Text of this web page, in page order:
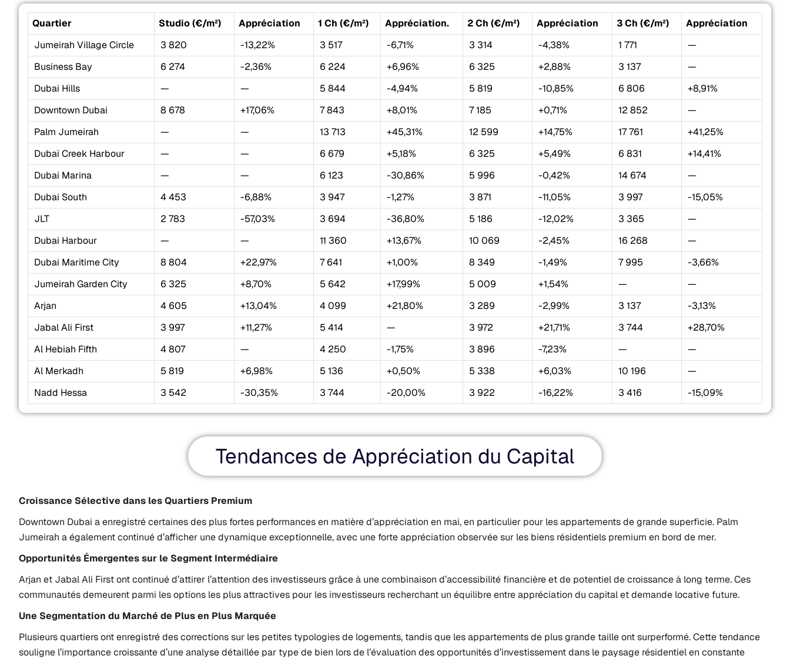
Quartier Studio (€/m²) Appréciation 1 Ch (€/m²) Appréciation. 2 Ch (€/m²) Appréciation 3 Ch (€/m²)
Appréciation
Jumeirah Village Circle
3 820 -13,22% 3 517 -6,71% 3 314 -4,38% 1 771
—
Business Bay
6 274 -2,36% 6 224 +6,96% 6 325 +2,88% 3 137
—
Dubai Hills
— — 5 844 -4,94% 5 819 -10,85% 6 806
+8,91%
Downtown Dubai
8 678 +17,06% 7 843 +8,01% 7 185 +0,71% 12 852
—
Palm Jumeirah
— — 13 713 +45,31% 12 599 +14,75% 17 761
+41,25%
Dubai Creek Harbour
— — 6 679 +5,18% 6 325 +5,49% 6 831
+14,41%
Dubai Marina
— — 6 123 -30,86% 5 996 -0,42% 14 674
—
Dubai South
4 453 -6,88% 3 947 -1,27% 3 871 -11,05% 3 997
-15,05%
JLT
2 783 -57,03% 3 694 -36,80% 5 186 -12,02% 3 365
—
Dubai Harbour
— — 11 360 +13,67% 10 069 -2,45% 16 268
—
Dubai Maritime City
8 804 +22,97% 7 641 +1,00% 8 349 -1,49% 7 995
-3,66%
Jumeirah Garden City
6 325 +8,70% 5 642 +17,99% 5 009 +1,54% —
—
Arjan
4 605 +13,04% 4 099 +21,80% 3 289 -2,99% 3 137
-3,13%
Jabal Ali First
3 997 +11,27% 5 414 — 3 972 +21,71% 3 744
+28,70%
Al Hebiah Fifth
4 807 — 4 250 -1,75% 3 896 -7,23% —
—
Al Merkadh
5 819 +6,98% 5 136 +0,50% 5 338 +6,03% 10 196
—
Nadd Hessa
3 542 -30,35% 3 744 -20,00% 3 922 -16,22% 3 416 -15,09%
Tendances de Appréciation du Capital
Croissance Sélective dans les Quartiers Premium
Downtown Dubai a enregistré certaines des plus fortes performances en matière d’appréciation en mai, en particulier pour les appartements de grande superficie. Palm
Jumeirah a également continué d’afficher une dynamique exceptionnelle, avec une forte appréciation observée sur les biens résidentiels premium en bord de mer.
Opportunités Émergentes sur le Segment Intermédiaire
Arjan et Jabal Ali First ont continué d’attirer l’attention des investisseurs grâce à une combinaison d’accessibilité financière et de potentiel de croissance à long terme. Ces
communautés demeurent parmi les options les plus attractives pour les investisseurs recherchant un équilibre entre appréciation du capital et demande locative future.
Une Segmentation du Marché de Plus en Plus Marquée
Plusieurs quartiers ont enregistré des corrections sur les petites typologies de logements, tandis que les appartements de plus grande taille ont surperformé. Cette tendance
souligne l’importance croissante d’une analyse détaillée par type de bien lors de l’évaluation des opportunités d’investissement dans le paysage résidentiel en constante